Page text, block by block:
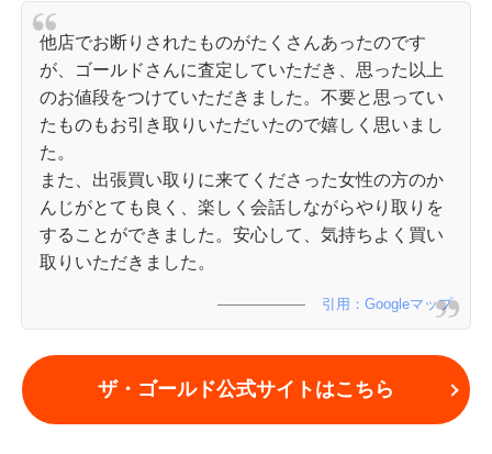
他店でお断りされたものがたくさんあったのです
が、ゴールドさんに査定していただき、思った以上
のお値段をつけていただきました。不要と思ってい
たものもお引き取りいただいたので嬉しく思いまし
た。
また、出張買い取りに来てくださった女性の方のか
んじがとても良く、楽しく会話しながらやり取りを
することができました。安心して、気持ちよく買い
取りいただきました。
引用：Googleマップ
ザ・ゴールド公式サイトはこちら